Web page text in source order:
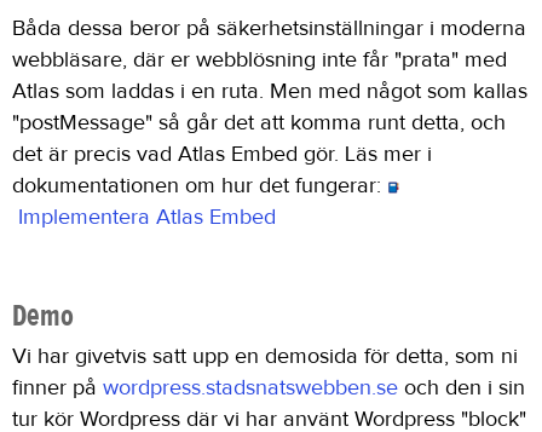
Båda dessa beror på säkerhetsinställningar i moderna
webbläsare, där er webblösning inte får "prata" med
Atlas som laddas i en ruta. Men med något som kallas
"postMessage" så går det att komma runt detta, och
det är precis vad Atlas Embed gör. Läs mer i
dokumentationen om hur det fungerar:
Implementera Atlas Embed
Demo
Vi har givetvis satt upp en demosida för detta, som ni
finner på wordpress.stadsnatswebben.se och den i sin
tur kör Wordpress där vi har använt Wordpress "block"